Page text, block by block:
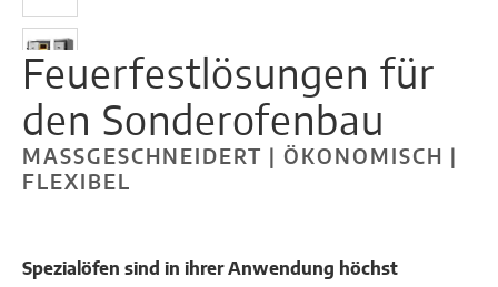
Feuerfestlösungen für
den Sonderofenbau
MASSGESCHNEIDERT | ÖKONOMISCH | F
LEXIBEL
Spezialöfen sind in ihrer Anwendung höchst